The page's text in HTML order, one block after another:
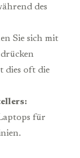
des
Sie sich mit
dies oft die
für